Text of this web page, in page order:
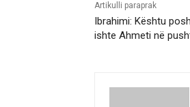
Artikulli paraprak
Ibrahimi: Kështu
ishte Ahmeti në